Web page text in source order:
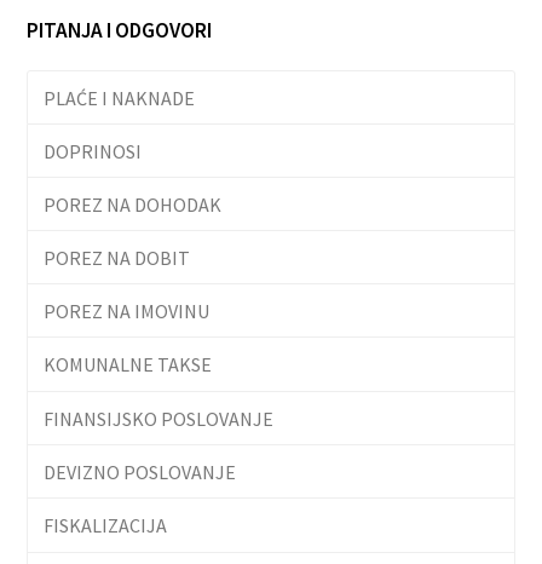
PITANJA I ODGOVORI
PLAĆE I NAKNADE
DOPRINOSI
POREZ NA DOHODAK
POREZ NA DOBIT
POREZ NA IMOVINU
KOMUNALNE TAKSE
FINANSIJSKO POSLOVANJE
DEVIZNO POSLOVANJE
FISKALIZACIJA